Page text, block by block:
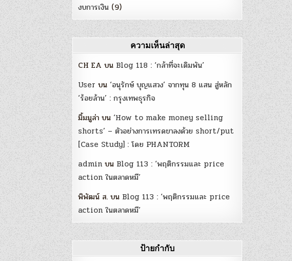
งบการเงิน (9)
ความเห็นล่าสุด
CH EA บน Blog 118 : ‘กล้าที่จะเดิมพัน’
User บน‘อนุรักษ์ บุญแสวง’ จากทุน 8 แสน สู่หลัก
‘ร้อยล้าน’ : กรุงเทพธุรกิจ
มิ้มมูล่า บน‘How to make money selling
shorts’ – ตัวอย่างการเทรดขาลงด้วย short/put
[Case Study] : โดย PHANTORM
admin บน Blog 113 : ‘พฤติกรรมและ price
action ในตลาดหมี’
พิพัฒน์ ส. บน Blog 113 : ‘พฤติกรรมและ price
action ในตลาดหมี’
ป้ายกำกับ